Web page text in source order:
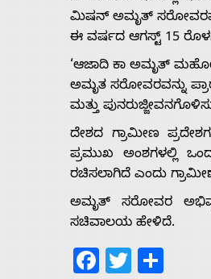
Advertise
Contact
ಮಿಷನ್ ಅಮೃತ್
ಈ ವರ್ಷದ ಆಗಸ್ಟ್ 15
‘ಆಜಾದಿ ಕಾ ಅಮೃತ್
ಅಮೃತ ಸರೋವರವನ್ನು
ಮತ್ತು
ದೇಶದ ಗ್ರಾಮೀಣ
ಪ್ರಮುಖ ಅಂಶಗಳಲ್ಲಿ
ರಚಿಸಲಾಗಿದೆ ಎಂದು
ಅಮೃತ್ ಸರೋವರ
ಸಚಿವಾಲಯ ಹೇಳಿದೆ.
Facebook
Twitter